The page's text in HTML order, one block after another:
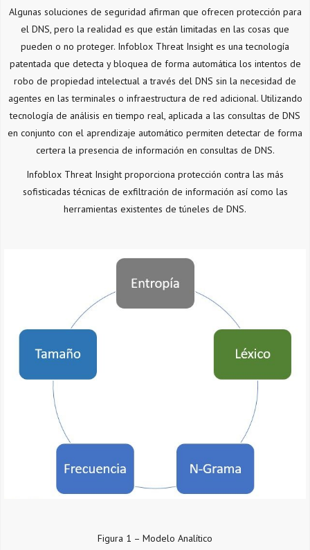
Algunas soluciones de seguridad afirman que ofrecen protección para
el DNS, pero la realidad es que están limitadas en las cosas que
pueden o no proteger. Infoblox Threat Insight es una tecnología
patentada que detecta y bloquea de forma automática los intentos de
robo de propiedad intelectual a través del DNS sin la necesidad de
agentes en las terminales o infraestructura de red adicional. Utilizando
tecnología de análisis en tiempo real, aplicada a las consultas de DNS
en conjunto con el aprendizaje automático permiten detectar de forma
certera la presencia de información en consultas de DNS.
Infoblox Threat Insight proporciona protección contra las más
sofisticadas técnicas de exfiltración de información así como las
herramientas existentes de túneles de DNS.
Figura 1 – Modelo Analítico